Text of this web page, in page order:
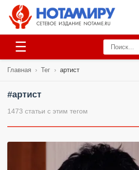
☰
Главная › Тег › артист
#артист
1473 статьи с этим тегом